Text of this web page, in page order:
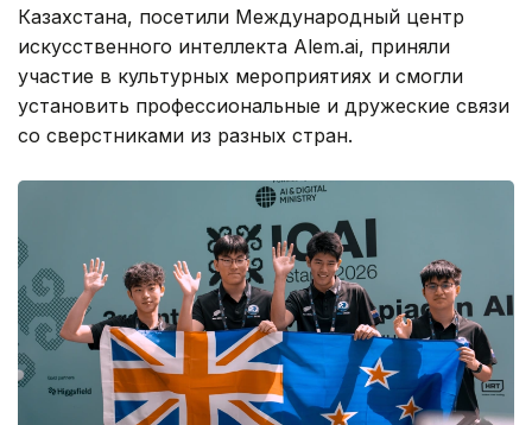
Казахстана, посетили Международный центр
искусственного интеллекта Alem.ai, приняли
участие в культурных мероприятиях и смогли
установить профессиональные и дружеские связи
со сверстниками из разных стран.